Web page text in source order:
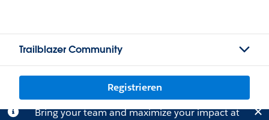
Trailblazer Community
Registrieren
Bring your team and maximize your impact at